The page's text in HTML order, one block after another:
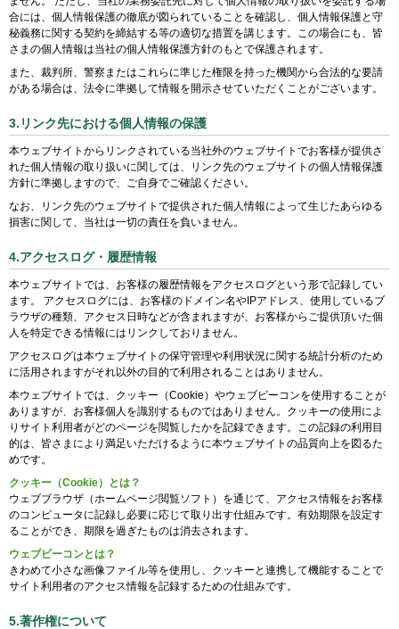
合には、個人情報保護の徹底が図られていることを確認し、個人情報保護と守
秘義務に関する契約を締結する等の適切な措置を講じます。この場合にも、皆
さまの個人情報は当社の個人情報保護方針のもとで保護されます。
また、裁判所、警察またはこれらに準じた権限を持った機関から合法的な要請
がある場合は、法令に準拠して情報を開示させていただくことがございます。
3.リンク先における個人情報の保護
本ウェブサイトからリンクされている当社外のウェブサイトでお客様が提供さ
れた個人情報の取り扱いに関しては、リンク先のウェブサイトの個人情報保護
方針に準拠しますので、ご自身でご確認ください。
なお、リンク先のウェブサイトで提供された個人情報によって生じたあらゆる
損害に関して、当社は一切の責任を負いません。
4.アクセスログ・履歴情報
本ウェブサイトでは、お客様の履歴情報をアクセスログという形で記録してい
ます。 アクセスログには、お客様のドメイン名やIPアドレス、使用しているブ
ラウザの種類、アクセス日時などが含まれますが、お客様からご提供頂いた個
人を特定できる情報にはリンクしておりません。
アクセスログは本ウェブサイトの保守管理や利用状況に関する統計分析のため
に活用されますがそれ以外の目的で利用されることはありません。
本ウェブサイトでは、クッキー（Cookie）やウェブビーコンを使用することが
ありますが、お客様個人を識別するものではありません。クッキーの使用によ
りサイト利用者がどのページを閲覧したかを記録できます。この記録の利用目
的は、皆さまにより満足いただけるように本ウェブサイトの品質向上を図るた
めです。
クッキー（Cookie）とは？
ウェブブラウザ（ホームページ閲覧ソフト）を通じて、アクセス情報をお客様
のコンピュータに記録し必要に応じて取り出す仕組みです。有効期限を設定す
ることができ、期限を過ぎたものは消去されます。
ウェブビーコンとは？
きわめて小さな画像ファイル等を使用し、クッキーと連携して機能することで
サイト利用者のアクセス情報を記録するための仕組みです。
5.著作権について